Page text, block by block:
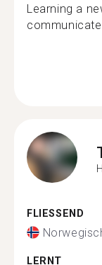
Learning a
FLIESSEND
LERNT